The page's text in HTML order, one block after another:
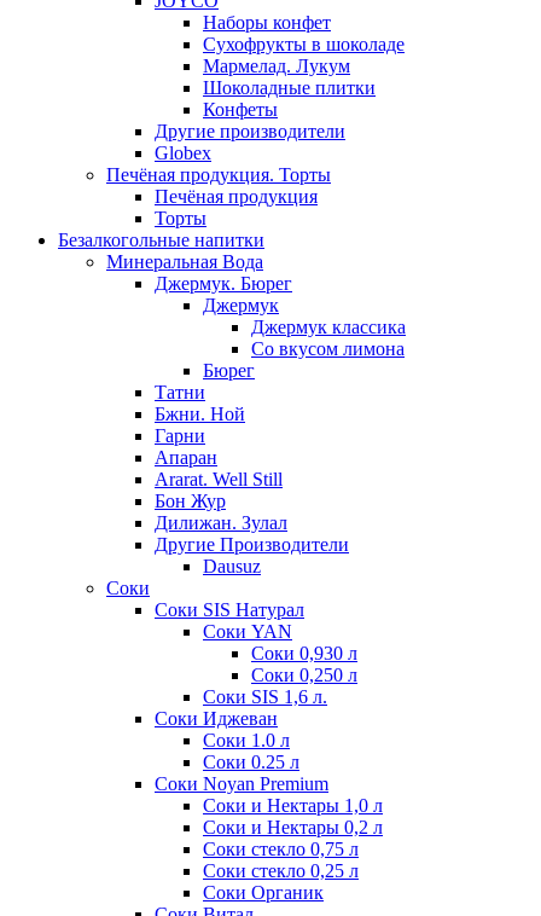
Наборы конфет
Сухофрукты в шоколаде
Мармелад. Лукум
Шоколадные плитки
Конфеты
Другие производители
Globex
Печёная продукция. Торты
Печёная продукция
Торты
Безалкогольные напитки
Минеральная Вода
Джермук. Бюрег
Джермук
Джермук классика
Со вкусом лимона
Бюрег
Татни
Бжни. Ной
Гарни
Апаран
Ararat. Well Still
Бон Жур
Дилижан. Зулал
Другие Производители
Dausuz
Соки
Соки SIS Натурал
Соки YAN
Соки 0,930 л
Соки 0,250 л
Соки SIS 1,6 л.
Соки Иджеван
Соки 1.0 л
Соки 0.25 л
Соки Noyan Premium
Соки и Нектары 1,0 л
Соки и Нектары 0,2 л
Соки стекло 0,75 л
Соки стекло 0,25 л
Соки Органик